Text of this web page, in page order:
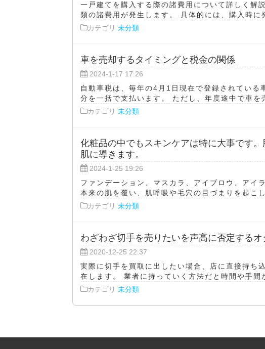
一戸建てを購入する際の諸費用について詳しく解
類の諸費用が発生します。 具体的には、購入時に
カテゴリ 未分類
車を売却するタイミングと税金の関係
2024-1-17 17:26
自動車税は、毎年の4月1日現在で登録されてい
分を一括で支払います。 ただし、年度途中で車を
カテゴリ 未分類
化粧品の中でもスキンケアは特に大事です
肌に導きます。
2024-1-25 19:26
ファンデーション、マスカラ、アイブロウ、アイ
本来の肌を覆い、肌呼吸や毛穴の目づまりを起こ
カテゴリ 未分類
わざわざ切手を売りたいを声高に否定するオ
2020-12-25 22:37
実際に切手を買取に出したい場合、店に直接持ち
在します。 業者に持っていく方法だと時間や手間
カテゴリ 未分類